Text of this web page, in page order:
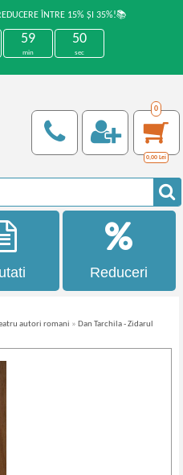
ÎNTRE 15% ȘI 35%!📚
59
min
49
sec
0
0,00 Lei
Reduceri
autori romani » Dan Tarchila - Zidarul